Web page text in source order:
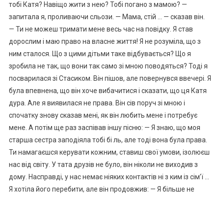
тобі Катя? Навіщо жити з нею? Тобі погано з мамою? —
запитала я, проливаючи сльози. — Мама, стій … — сказав він.
— Ти не можеш тримати мене весь час на повідку. Я став
дорослим і маю право на власне життя! Я не розуміла, що з
ним сталося. Що з цими дітьми таке відбувається? Що я
зробила не так, що вони так само зі мною поводяться? Тоді я
посварилася зі Стасиком. Він пішов, але повернувся ввечері. Я
була впевнена, що він хоче вибачитися і сказати, що ця Катя
дура. Але я виявилася не права. Він сів поруч зі мною і
спочатку знову сказав мені, як він любить мене і потребує
мене. А потім ще раз заспівав іншу пісню: — Я знаю, що моя
старша сестра заподіяла тобі бі ль, але тоді вона була права.
Ти намагаєшся керувати кожним, ставиш свої умови, ізолюєш
нас від світу. У тата друзів не було, він ніколи не виходив з
дому. Насправді, у нас немає ніяких контактів ні з ким із сім’ї …
Я хотіла його перебити, але він продовжив: — Я більше не